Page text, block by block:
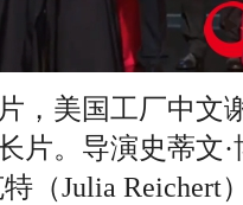
美国工厂中文
片。导演史蒂文·
（Julia Reichert